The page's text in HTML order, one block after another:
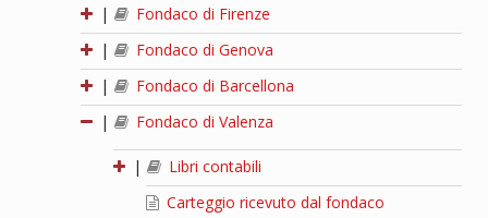
|
Fondaco di Firenze
|
Fondaco di Genova
|
Fondaco di Barcellona
|
Fondaco di Valenza
|
Libri contabili
Carteggio ricevuto dal fondaco